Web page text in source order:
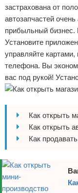
Международный
Продажи
Начало бизнеса
Обзоры услуг
Деловое
Менеджмент
Для
Условия
Отказ от
застрахована от
автозапчастей
прибыльный
Установите
управляйте
телефона. Вы
вас под рукой!
Как открыть
Как открыть
Как